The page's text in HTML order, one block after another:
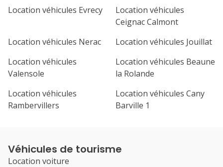
Location véhicules Evrecy
Location véhicules
Ceignac Calmont
Location véhicules Nerac
Location véhicules Jouillat
Location véhicules
Valensole
Location véhicules Beaune
la Rolande
Location véhicules
Rambervillers
Location véhicules Cany
Barville 1
Véhicules de tourisme
Location voiture